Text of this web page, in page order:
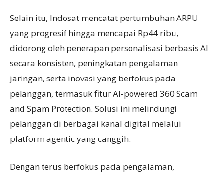
Selain itu, Indosat mencatat pertumbuhan ARPU
yang progresif hingga mencapai Rp44 ribu,
didorong oleh penerapan personalisasi berbasis AI
secara konsisten, peningkatan pengalaman
jaringan, serta inovasi yang berfokus pada
pelanggan, termasuk fitur AI-powered 360 Scam
and Spam Protection. Solusi ini melindungi
pelanggan di berbagai kanal digital melalui
platform agentic yang canggih.
Dengan terus berfokus pada pengalaman,